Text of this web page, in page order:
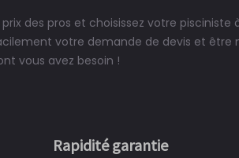
des pros et choisissez votre pisciniste
votre demande de devis et être
vous avez besoin !
Rapidité garantie
Le rêve devient enfin
construit chez moi.